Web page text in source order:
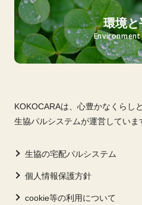
環境と
Environment
KOKOCARAは、心豊かなくらし
生協パルシステムが運営していま
生協の宅配パルシステム
個人情報保護方針
cookie等の利用について